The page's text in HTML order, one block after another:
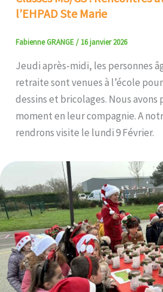
l’EHPAD Ste Marie
Fabienne GRANGE/ 16 janvier 2026
Jeudi après-midi, les personnes
retraite sont venues à l’école
dessins et bricolages. Nous avons
moment en leur compagnie. A
rendrons visite le lundi 9 Février.